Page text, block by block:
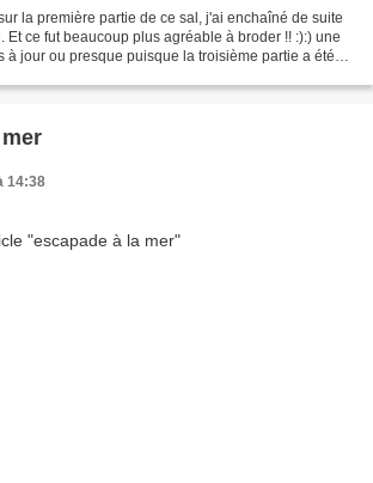
la première partie de ce sal, j'ai enchaîné de suite
Et ce fut beaucoup plus agréable à broder !! :):) une
à jour ou presque puisque la troisième partie a été
14:38